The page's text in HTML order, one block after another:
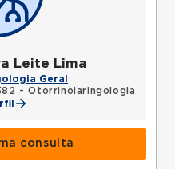
Leite Lima
Geral
- Otorrinolaringologia
consulta